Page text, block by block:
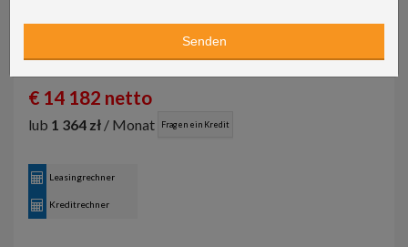
€ 14 182 netto
lub 1 364 zł / Monat Fragen ein Kredit
Leasingrechner
Kreditrechner